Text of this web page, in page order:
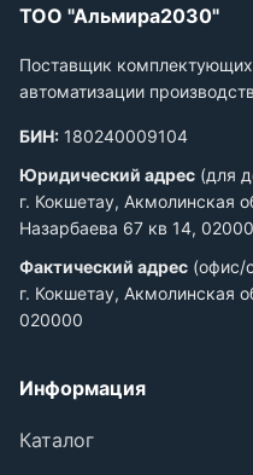
ТОО "Альмира2030"
Поставщик
автоматизации
БИН: 180240009104
Юридический адрес (для
г. Кокшетау, Акмолинская
Назарбаева 67 кв 14,
Фактический адрес (офис/
г. Кокшетау, Акмолинская
020000
Информация
Каталог